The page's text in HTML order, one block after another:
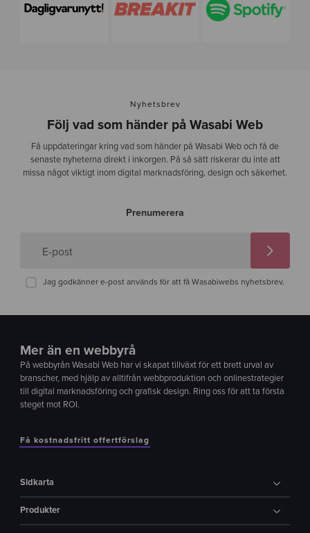
Nyhetsbrev
Följ vad som händer på Wasabi Web
Få uppdateringar kring vad som händer på Wasabi Web och få de
senaste nyheterna direkt i inkorgen. På så sätt riskerar du inte att
missa något viktigt inom digital marknadsföring, design och säkerhet.
Prenumerera
E-post
Jag godkänner e-post används för att få Wasabiwebs nyhetsbrev.
Mer än en webbyrå
På webbyrån Wasabi Web har vi skapat tillväxt för ett brett urval av
branscher, med hjälp av alltifrån webbproduktion och onlinestrategier
till digital marknadsföring och grafisk design. Ring oss för att ta första
steget mot ROI.
Få kostnadsfritt offertförslag
Sidkarta
Produkter